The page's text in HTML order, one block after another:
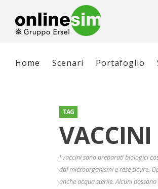
Home Scenari Portafoglio
TAG
VACCINI
I vaccini sono preparati biologici
dai microorganismi e rese sicure.
anche acqua sterile. Alcuni